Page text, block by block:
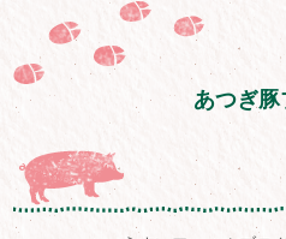
あつぎ豚